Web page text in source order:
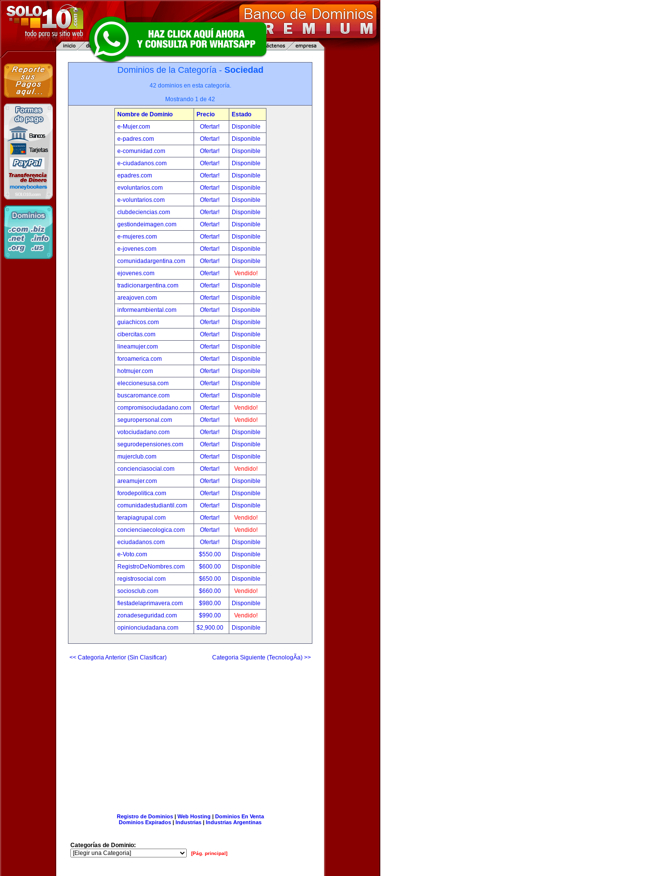
Dominios de la Categoría - Sociedad
42 dominios en esta categoría.
Mostrando 1 de 42
Nombre de Dominio Precio
Estado
e-Mujer.com
Ofertar!
Disponible
e-padres.com
Ofertar!
Disponible
e-comunidad.com
Ofertar!
Disponible
e-ciudadanos.com
Ofertar!
Disponible
epadres.com
Ofertar!
Disponible
evoluntarios.com
Ofertar!
Disponible
e-voluntarios.com
Ofertar!
Disponible
clubdeciencias.com
Ofertar!
Disponible
gestiondeimagen.com
Ofertar!
Disponible
e-mujeres.com
Ofertar!
Disponible
e-jovenes.com
Ofertar!
Disponible
comunidadargentina.com
Ofertar!
Disponible
ejovenes.com
Ofertar!
Vendido!
tradicionargentina.com
Ofertar!
Disponible
areajoven.com
Ofertar!
Disponible
informeambiental.com
Ofertar!
Disponible
guiachicos.com
Ofertar!
Disponible
cibercitas.com
Ofertar!
Disponible
lineamujer.com
Ofertar!
Disponible
foroamerica.com
Ofertar!
Disponible
hotmujer.com
Ofertar!
Disponible
eleccionesusa.com
Ofertar!
Disponible
buscaromance.com
Ofertar!
Disponible
compromisociudadano.com
Ofertar!
Vendido!
seguropersonal.com
Ofertar!
Vendido!
votociudadano.com
Ofertar!
Disponible
segurodepensiones.com
Ofertar!
Disponible
mujerclub.com
Ofertar!
Disponible
concienciasocial.com
Ofertar!
Vendido!
areamujer.com
Ofertar!
Disponible
forodepolitica.com
Ofertar!
Disponible
comunidadestudiantil.com
Ofertar!
Disponible
terapiagrupal.com
Ofertar!
Vendido!
concienciaecologica.com
Ofertar!
Vendido!
eciudadanos.com
Ofertar!
Disponible
e-Voto.com
$550.00
Disponible
RegistroDeNombres.com
$600.00
Disponible
registrosocial.com
$650.00
Disponible
sociosclub.com
$660.00
Vendido!
fiestadelaprimavera.com
$980.00
Disponible
zonadeseguridad.com
$990.00
Vendido!
opinionciudadana.com
$2,900.00 Disponible
<< Categoria Anterior (Sin Clasificar) Categoria Siguiente (TecnologÃ­a) >>
Registro de Dominios| Web Hosting | Dominios En Venta
Dominios Expirados | Industrias | Industrias Argentinas
Categorías de Dominio:
[Pág. principal]